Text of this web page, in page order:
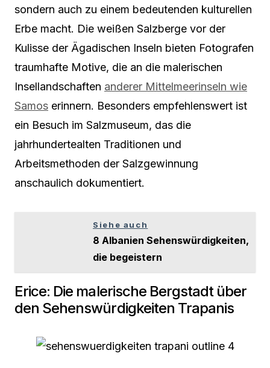
sondern auch zu einem bedeutenden kulturellen
Erbe macht. Die weißen Salzberge vor der
Kulisse der Ägadischen Inseln bieten Fotografen
traumhafte Motive, die an die malerischen
Insellandschaften anderer Mittelmeerinseln wie
Samos erinnern. Besonders empfehlenswert ist
ein Besuch im Salzmuseum, das die
jahrhundertealten Traditionen und
Arbeitsmethoden der Salzgewinnung
anschaulich dokumentiert.
Siehe auch
8 Albanien Sehenswürdigkeiten,
die begeistern
Erice: Die malerische Bergstadt über
den Sehenswürdigkeiten Trapanis